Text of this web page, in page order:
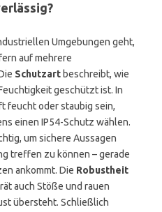
Umgebungen geht,
auf mehrere
Schutzart beschreibt, wie
geschützt ist. In
feucht oder staubig sein,
einen IP54-Schutz wählen.
um sichere Aussagen
treffen zu können – gerade
ankommt. Die Robustheit
auch Stöße und rauen
übersteht. Schließlich